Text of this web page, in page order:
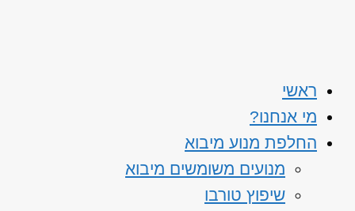
ראשי
מי אנחנו?
החלפת מנוע מיבוא
מנועים משומשים מיבוא
שיפוץ טורבו